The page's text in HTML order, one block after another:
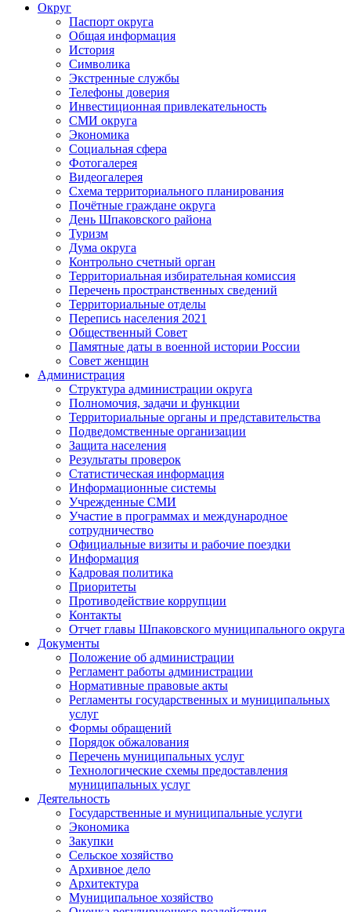
Округ
Паспорт округа
Общая информация
История
Символика
Экстренные службы
Телефоны доверия
Инвестиционная привлекательность
СМИ округа
Экономика
Социальная сфера
Фотогалерея
Видеогалерея
Схема территориального планирования
Почётные граждане округа
День Шпаковского района
Туризм
Дума округа
Контрольно счетный орган
Территориальная избирательная комиссия
Перечень пространственных сведений
Территориальные отделы
Перепись населения 2021
Общественный Совет
Памятные даты в военной истории России
Совет женщин
Администрация
Структура администрации округа
Полномочия, задачи и функции
Территориальные органы и представительства
Подведомственные организации
Защита населения
Результаты проверок
Статистическая информация
Информационные системы
Учрежденные СМИ
Участие в программах и международное
сотрудничество
Официальные визиты и рабочие поездки
Информация
Кадровая политика
Приоритеты
Противодействие коррупции
Контакты
Отчет главы Шпаковского муниципального округа
Документы
Положение об администрации
Регламент работы администрации
Нормативные правовые акты
Регламенты государственных и муниципальных
услуг
Формы обращений
Порядок обжалования
Перечень муниципальных услуг
Технологические схемы предоставления
муниципальных услуг
Деятельность
Государственные и муниципальные услуги
Экономика
Закупки
Сельское хозяйство
Архивное дело
Архитектура
Муниципальное хозяйство